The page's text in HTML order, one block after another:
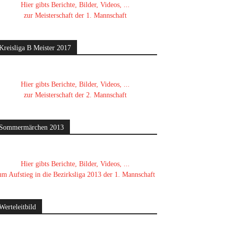
Hier gibts Berichte, Bilder, Videos, ...
zur Meisterschaft der 1. Mannschaft
B Meister 2017
Hier gibts Berichte, Bilder, Videos, ...
zur Meisterschaft der 2. Mannschaft
2013
Hier gibts Berichte, Bilder, Videos, ...
Aufstieg in die Bezirksliga 2013 der 1. Mannschaft